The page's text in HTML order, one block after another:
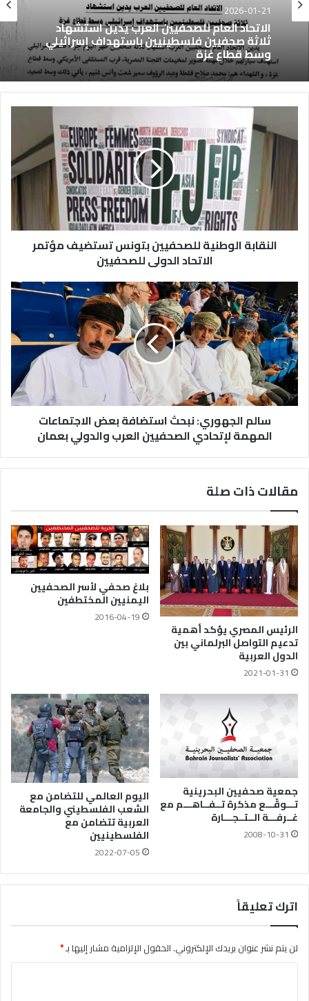
2026-01-21
الاتحاد العام للصحفيين العرب يدين استشهاد
ثلاثة صحفيين فلسطينيين باستهداف إسرائيلي
وسط قطاع غزة
النقابة الوطنية للصحفيين بتونس تستضيف مؤتمر
الاتحاد الدولى للصحفيين
سالم الجهوري: نبحث استضافة بعض الاجتماعات
المهمة لإتحادي الصحفيين العرب والدولي بعمان
مقالات ذات صلة
الرئيس المصري يؤكد أهمية
تدعيم التواصل البرلماني بين
الدول العربية
2021-01-31
بلاغ صحفي لأسر الصحفيين
اليمنيين المختطفين
2016-04-19
جمعية صحفيين البحرينية
تـــوقّـــع مذكرة تــفــاهـــم مع
غــرفـــة الــتــجـــارة
2008-10-31
اليوم العالمي للتضامن مع
الشعب الفلسطيني والجامعة
العربية تتضامن مع
الفلسطينيين
2022-07-05
اترك تعليقاً
لن يتم نشر عنوان بريدك الإلكتروني.الحقول الإلزامية مشار إليها بـ*